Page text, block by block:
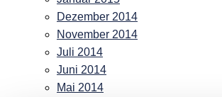
Dezember 2014
November 2014
Juli 2014
Juni 2014
Mai 2014